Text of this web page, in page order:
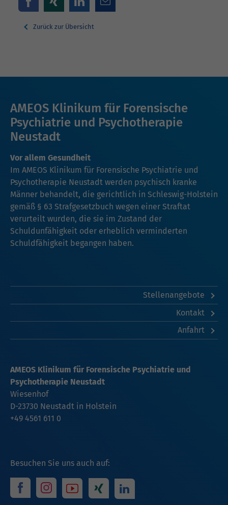
Zurück zur Übersicht
AMEOS Klinikum für Forensische
Psychiatrie und Psychotherapie
Neustadt
Vor allem Gesundheit
Im AMEOS Klinikum für Forensische Psychiatrie und
Psychotherapie Neustadt werden psychisch kranke
Männer behandelt, die gerichtlich in Schleswig-Holstein
gemäß § 63 Strafgesetzbuch wegen einer Straftat
verurteilt wurden, die sie im Zustand der
Schuldunfähigkeit oder erheblich verminderten
Schuldfähigkeit begangen haben.
Stellenangebote
Kontakt
Anfahrt
Besuchen Sie uns auch auf:
AMEOS Klinikum für Forensische Psychiatrie und
Psychotherapie Neustadt
Wiesenhof
D-23730 Neustadt in Holstein
+49 4561 611 0